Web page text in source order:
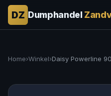
DZ Dumphandel
Home›Winkel›Daisy Powerline